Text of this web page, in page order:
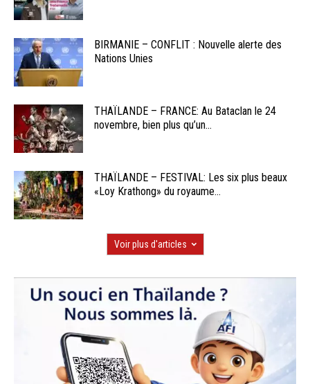
BIRMANIE – CONFLIT : Nouvelle alerte des
Nations Unies
THAÏLANDE – FRANCE: Au Bataclan le 24
novembre, bien plus qu’un...
THAÏLANDE – FESTIVAL: Les six plus beaux
«Loy Krathong» du royaume...
Voir plus d'articles